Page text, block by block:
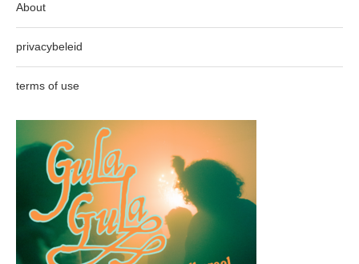
About
privacybeleid
terms of use